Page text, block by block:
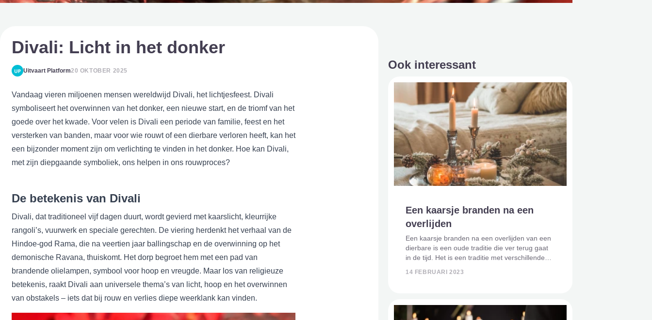
Divali: Licht in het donker
Uitvaart Platform20 OKTOBER 2025
Vandaag vieren miljoenen mensen wereldwijd Divali, het lichtjesfeest. Divali
symboliseert het overwinnen van het donker, een nieuwe start, en de triomf van het
goede over het kwade. Voor velen is Divali een periode van familie, feest en het
versterken van banden, maar voor wie rouwt of een dierbare verloren heeft, kan het
een bijzonder moment zijn om verlichting te vinden in het donker. Hoe kan Divali,
met zijn diepgaande symboliek, ons helpen in ons rouwproces?
De betekenis van Divali
Divali, dat traditioneel vijf dagen duurt, wordt gevierd met kaarslicht, kleurrijke
rangoli’s, vuurwerk en speciale gerechten. De viering herdenkt het verhaal van de
Hindoe-god Rama, die na veertien jaar ballingschap en de overwinning op het
demonische Ravana, thuiskomt. Het dorp begroet hem met een pad van
brandende olielampen, symbool voor hoop en vreugde. Maar los van religieuze
betekenis, raakt Divali aan universele thema’s van licht, hoop en het overwinnen
van obstakels – iets dat bij rouw en verlies diepe weerklank kan vinden.
Ook interessant
Een kaarsje branden na een
overlijden
Een kaarsje branden na een overlijden van een
dierbare is een oude traditie die ver terug gaat
in de tijd. Het is een traditie met verschillende
branden mensen een kaarsje na een overlijden.
14 FEBRUARI 2023